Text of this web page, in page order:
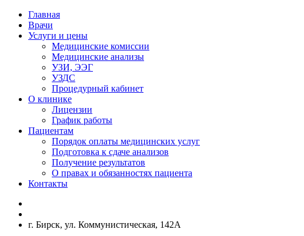
Главная
Врачи
Услуги и цены
Медицинские комиссии
Медицинские анализы
УЗИ, ЭЭГ
УЗДС
Процедурный кабинет
О клинике
Лицензии
График работы
Пациентам
Порядок оплаты медицинских услуг
Подготовка к сдаче анализов
Получение результатов
О правах и обязанностях пациента
Контакты
г. Бирск, ул. Коммунистическая, 142А